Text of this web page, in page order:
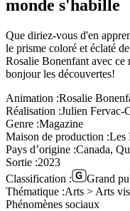
monde s'habille
Que diriez-vous d'en
le prisme coloré et éclaté
Rosalie Bonenfant avec ce
bonjour les découvertes!
Animation :Rosalie
Réalisation :Julien Fervac-
Genre :Magazine
Maison de production :Les
Pays d’origine :Canada,
Sortie :2023
Classification :
Grand
Thématique :Arts > Arts
Phénomènes sociaux